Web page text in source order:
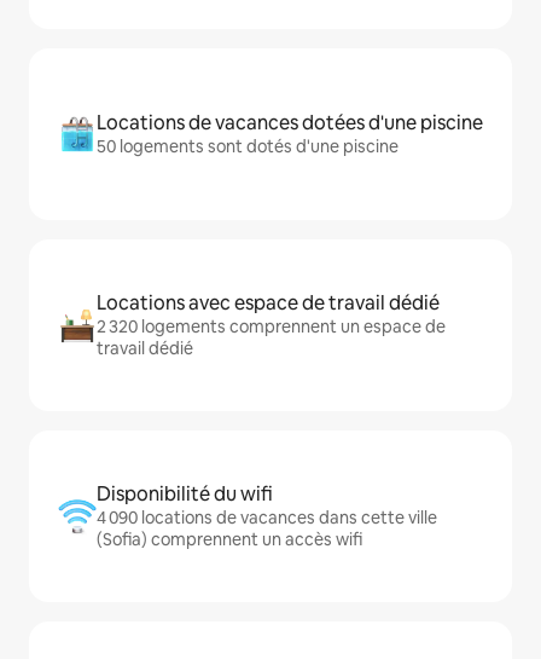
Locations de vacances dotées d'une piscine
50 logements sont dotés d'une piscine
Locations avec espace de travail dédié
2 320 logements comprennent un espace de
travail dédié
Disponibilité du wifi
4 090 locations de vacances dans cette ville
(Sofia) comprennent un accès wifi